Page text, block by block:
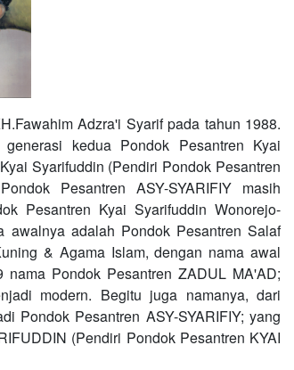
Adzra'i Syarif pada tahun 1988.
kedua Pondok Pesantren Kyai
Syarifuddin (Pendiri Pondok Pesantren
Pesantren ASY-SYARIFIY masih
Pesantren Kyai Syarifuddin Wonorejo-
awalnya adalah Pondok Pesantren Salaf
& Agama Islam, dengan nama awal
Pondok Pesantren ZADUL MA'AD;
modern. Begitu juga namanya, dari
Pondok Pesantren ASY-SYARIFIY; yang
(Pendiri Pondok Pesantren KYAI